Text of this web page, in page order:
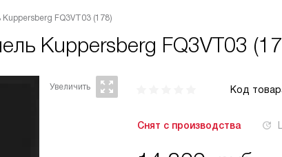
FQ3VT03 (178)
Kuppersberg FQ3VT03
Код
Снят с производства